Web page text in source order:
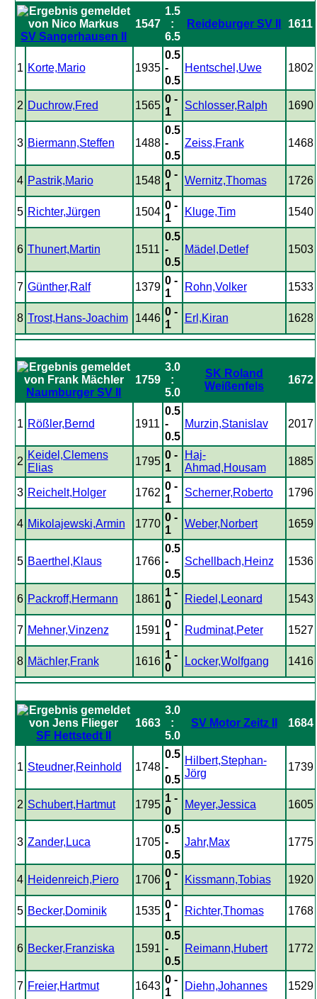
SV Sangerhausen II
1547
1.5
:
6.5
Reideburger SV II 1611
1 Korte,Mario 1935
0.5
-
0.5
Hentschel,Uwe 1802
2 Duchrow,Fred 1565
0 -
1
Schlosser,Ralph 1690
3 Biermann,Steffen 1488
0.5
-
0.5
Zeiss,Frank 1468
4 Pastrik,Mario 1548
0 -
1
Wernitz,Thomas 1726
5 Richter,Jürgen 1504
0 -
1
Kluge,Tim 1540
6 Thunert,Martin 1511
0.5
-
0.5
Mädel,Detlef 1503
7 Günther,Ralf 1379
0 -
1
Rohn,Volker 1533
8 Trost,Hans-Joachim 1446
0 -
1
Erl,Kiran 1628
Naumburger SV II
1759
3.0
:
5.0
SK Roland
Weißenfels
1672
1 Rößler,Bernd 1911
0.5
-
0.5
Murzin,Stanislav 2017
2
Keidel,Clemens
Elias
1795
0 -
1
Haj-
Ahmad,Housam
1885
3 Reichelt,Holger 1762
0 -
1
Scherner,Roberto 1796
4 Mikolajewski,Armin 1770
0 -
1
Weber,Norbert 1659
5 Baerthel,Klaus 1766
0.5
-
0.5
Schellbach,Heinz 1536
6 Packroff,Hermann 1861
1 -
0
Riedel,Leonard 1543
7 Mehner,Vinzenz 1591
0 -
1
Rudminat,Peter 1527
8 Mächler,Frank 1616
1 -
0
Locker,Wolfgang 1416
SF Hettstedt II
1663
3.0
:
5.0
SV Motor Zeitz II 1684
1 Steudner,Reinhold 1748
0.5
-
0.5
Hilbert,Stephan-
Jörg
1739
2 Schubert,Hartmut 1795
1 -
0
Meyer,Jessica 1605
3 Zander,Luca 1705
0.5
-
0.5
Jahr,Max 1775
4 Heidenreich,Piero 1706
0 -
1
Kissmann,Tobias 1920
5 Becker,Dominik 1535
0 -
1
Richter,Thomas 1768
6 Becker,Franziska 1591
0.5
-
0.5
Reimann,Hubert 1772
7 Freier,Hartmut 1643
0 -
1
Diehn,Johannes 1529